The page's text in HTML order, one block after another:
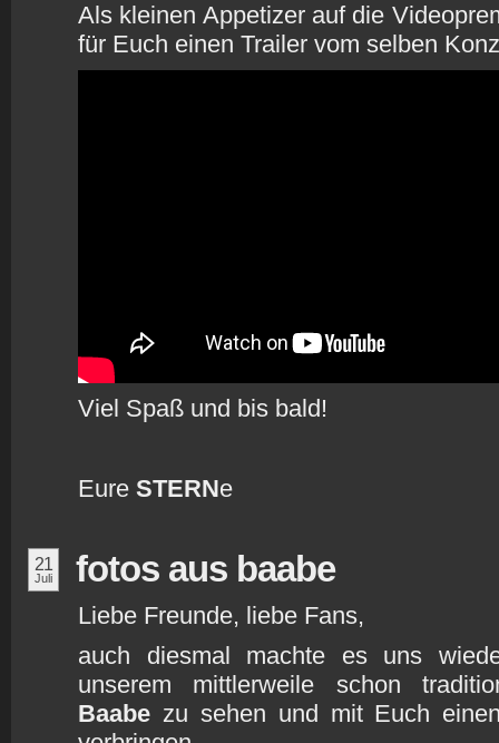
Als kleinen Appetizer auf die
für Euch einen Trailer vom selben
Viel Spaß und bis bald!
Eure STERNe
21
Juli fotos aus baabe
Liebe Freunde, liebe Fans,
auch diesmal machte es uns
unserem mittlerweile schon
Baabe zu sehen und mit Euch